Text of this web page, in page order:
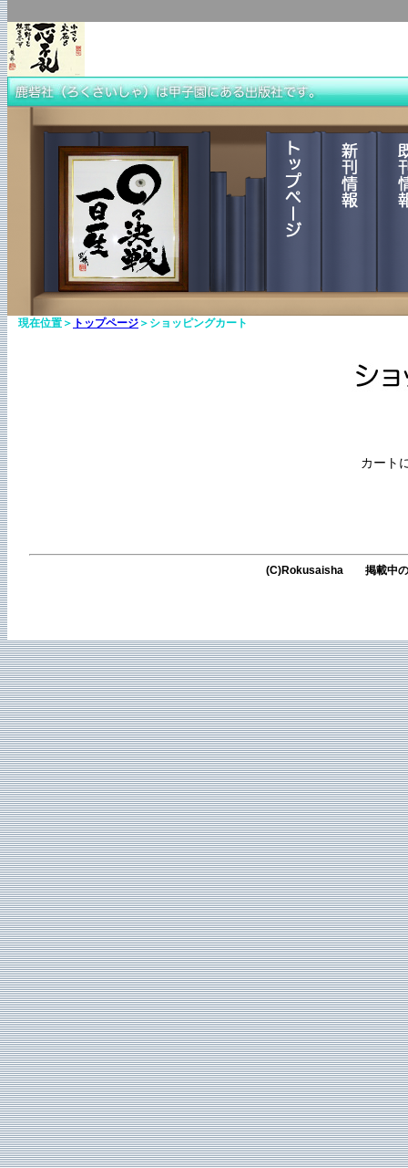
現在位置＞ トップページ ＞ショッピングカート
カート
(C)Rokusaisha 掲載中の